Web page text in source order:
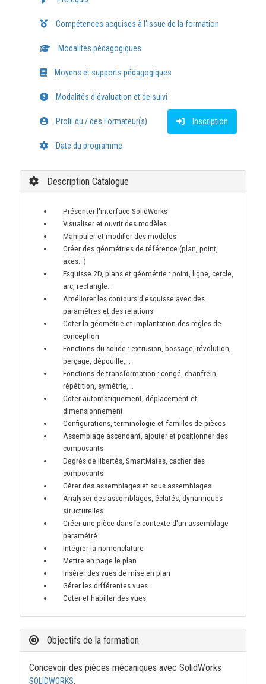
Compétences acquises à l'issue de la formation
Modalités pédagogiques
Moyens et supports pédagogiques
Modalités d'évaluation et de suivi
Profil du / des Formateur(s) Inscription
Date du programme
Description Catalogue
Présenter l'interface SolidWorks
Visualiser et ouvrir des modèles
Manipuler et modifier des modèles
Créer des géométries de référence (plan, point,
axes…)
Esquisse 2D, plans et géométrie : point, ligne, cercle,
arc, rectangle…
Améliorer les contours d'esquisse avec des
paramètres et des relations
Coter la géométrie et implantation des règles de
conception
Fonctions du solide : extrusion, bossage, révolution,
perçage, dépouille,…
Fonctions de transformation : congé, chanfrein,
répétition, symétrie,…
Coter automatiquement, déplacement et
dimensionnement
Configurations, terminologie et familles de pièces
Assemblage ascendant, ajouter et positionner des
composants
Degrés de libertés, SmartMates, cacher des
composants
Gérer des assemblages et sous assemblages
Analyser des assemblages, éclatés, dynamiques
structurelles
Créer une pièce dans le contexte d'un assemblage
paramétré
Intégrer la nomenclature
Mettre en page le plan
Insérer des vues de mise en plan
Gérer les différentes vues
Coter et habiller des vues
Objectifs de la formation
Concevoir des pièces mécaniques avec SolidWorks
SOLIDWORKS